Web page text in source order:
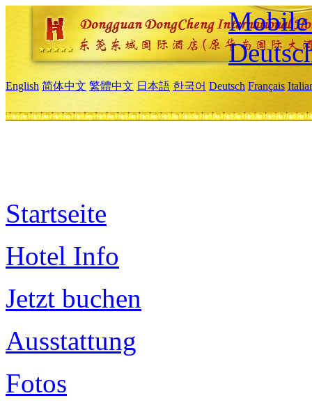
Mobile
English 简体中文 繁體中文 日本語 한국어 Deutsch Français
Startseite
Hotel Info
Jetzt buchen
Ausstattung
Fotos